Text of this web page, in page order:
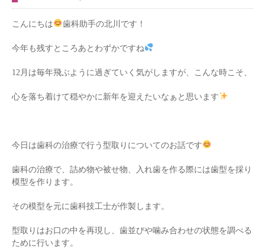
こんにちは 歯科助手の北川です！
今年も残すところあとわずかですね
12月は毎年飛ぶように過ぎていく気がしますが、こんな時こそ、
心を落ち着けて穏やかに新年を迎えたいなぁと思います
今日は歯科の治療で行う型取りについてのお話です
歯科の治療で、詰め物や被せ物、入れ歯を作る際には歯型を採り
模型を作ります。
その模型を元に歯科技工士が作製します。
型取りはお口の中を再現し、歯並びや噛み合わせの状態を調べる
ために行います。